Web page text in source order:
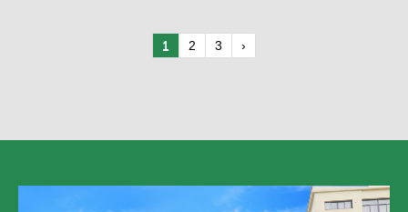
1 2 3 ›